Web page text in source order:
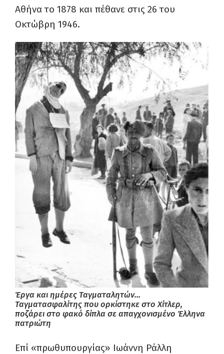
Αθήνα το 1878 και πέθανε στις 26 του
Οκτώβρη 1946.
Έργα και ημέρες Ταγματαλητών…
Ταγματασφαλίτης που ορκίστηκε στο Χίτλερ,
ποζάρει στο φακό δίπλα σε απαγχονισμένο Έλληνα
πατριώτη
Επί «πρωθυπουργίας» Ιωάννη Ράλλη